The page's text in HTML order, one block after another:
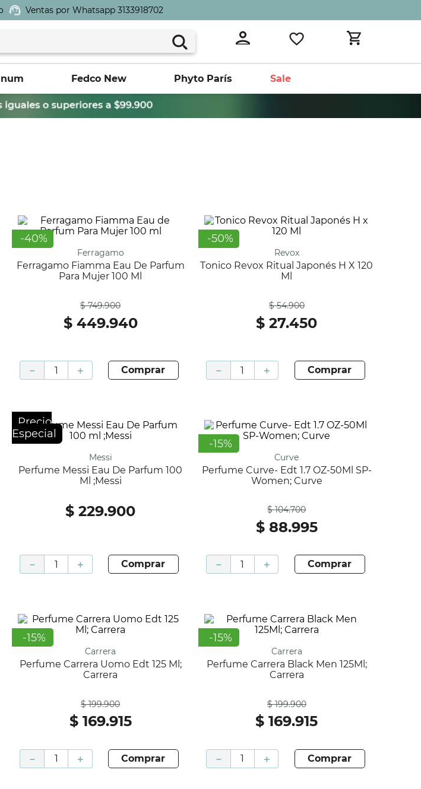
Ventas por Whatsapp 3133918702
Fedco New Phyto París Sale
-40%
Ferragamo
Ferragamo Fiamma Eau De Parfum
Para Mujer 100 Ml
$ 749.900
$ 449.940
＋
－ comprar
-50%
Revox
Tonico Revox Ritual Japonés H X 120
Ml
$ 54.900
$ 27.450
＋
－ comprar
Precio
Especial
Messi
Perfume Messi Eau De Parfum 100
Ml ;Messi
$ 229.900
＋
－ comprar
-15%
Curve
Perfume Curve- Edt 1.7 OZ-50Ml SP-
Women; Curve
$ 104.700
$ 88.995
＋
－ comprar
-15%
Carrera
Perfume Carrera Uomo Edt 125 Ml;
Carrera
$ 199.900
$ 169.915
＋
－ comprar
-15%
Carrera
Perfume Carrera Black Men 125Ml;
Carrera
$ 199.900
$ 169.915
＋
－ comprar